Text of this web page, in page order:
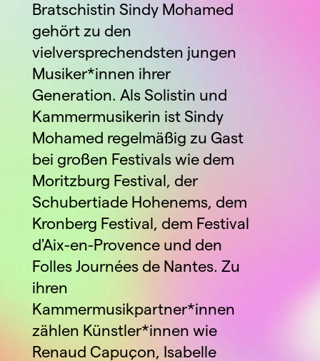
Bratschistin Sindy Mohamed
gehört zu den
vielversprechendsten jungen
Musiker*innen ihrer
Generation. Als Solistin und
Kammermusikerin ist Sindy
Mohamed regelmäßig zu Gast
bei großen Festivals wie dem
Moritzburg Festival, der
Schubertiade Hohenems, dem
Kronberg Festival, dem Festival
d'Aix-en-Provence und den
Folles Journées de Nantes. Zu
ihren
Kammermusikpartner*innen
zählen Künstler*innen wie
Renaud Capuçon, Isabelle